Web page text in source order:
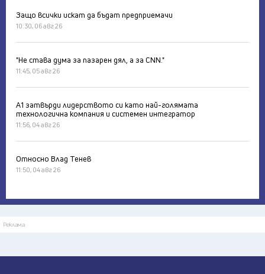
Защо всички искат да бъдат предприемачи
10:30, 06 авг 26
"Не става дума за пазарен дял, а за CNN."
11:45, 05 авг 26
А1 затвърди лидерството си като най-голямата
технологична компания и системен интегратор
11:56, 04 авг 26
Относно Влад Тенев
11:50, 04 авг 26
Реклама